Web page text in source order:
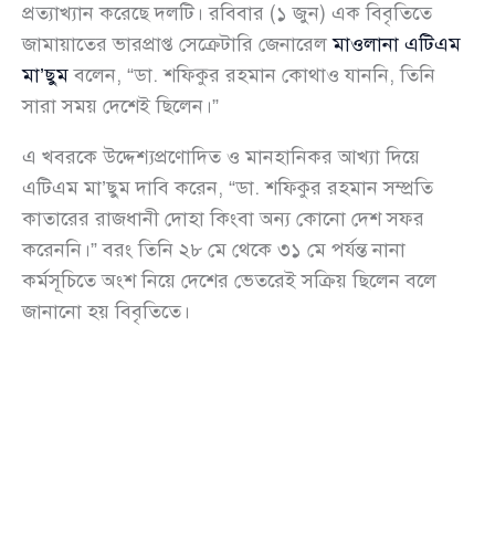
প্রত্যাখ্যান করেছে দলটি। রবিবার (১ জুন) এক বিবৃতিতে
জামায়াতের ভারপ্রাপ্ত সেক্রেটারি জেনারেলমাওলানা এটিএম
মা’ছুমবলেন, “ডা. শফিকুর রহমান কোথাও যাননি, তিনি
সারা সময় দেশেই ছিলেন।”
এ খবরকে উদ্দেশ্যপ্রণোদিত ও মানহানিকর আখ্যা দিয়ে
এটিএম মা’ছুম দাবি করেন, “ডা. শফিকুর রহমান সম্প্রতি
কাতারের রাজধানী দোহা কিংবা অন্য কোনো দেশ সফর
করেননি।” বরং তিনি ২৮ মে থেকে ৩১ মে পর্যন্ত নানা
কর্মসূচিতে অংশ নিয়ে দেশের ভেতরেই সক্রিয় ছিলেন বলে
জানানো হয় বিবৃতিতে।